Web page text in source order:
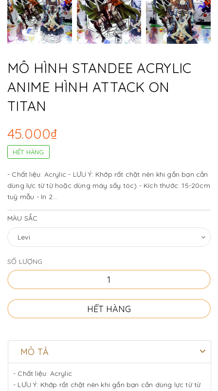
MÔ HÌNH STANDEE ACRYLIC
ANIME HÌNH ATTACK ON
TITAN
45.000₫
HẾT HÀNG
- Chất liệu: Acrylic - LƯU Ý: Khớp rất chặt nên khi gắn bạn cần
dùng lực từ từ hoặc dùng máy sấy tóc) - Kích thước: 15-20cm
tuỳ mẫu - In 2...
MÀU SẮC
SỐ LƯỢNG
HẾT HÀNG
MÔ TẢ
- Chất liệu: Acrylic
- LƯU Ý: Khớp rất chặt nên khi gắn bạn cần dùng lực từ từ